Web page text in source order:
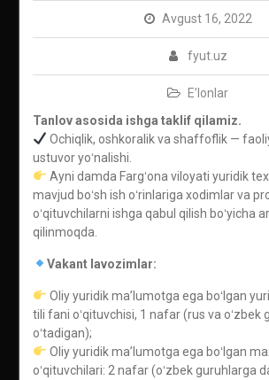
Avgust 16, 2022
fyut.uz
E’lonlar
Tanlov asosida ishga taklif qilamiz.
Ochiqlik, oshkoralik va shaffoflik —
ustuvor yoʻnalishi.
Ayni damda Fargʻona viloyati yuridik
mavjud boʻsh ish oʻrinlariga xodimlar va
oʻqituvchilarni ishga qabul qilish boʻyicha
qilinmoqda.
Vakant lavozimlar:
Oliy yuridik maʼlumotga ega boʻlgan
tili fani oʻqituvchisi, 1 nafar (rus va oʻzbek
oʻtadigan);
Oliy yuridik maʼlumotga ega boʻlgan
oʻqituvchilari: 2 nafar (oʻzbek guruhlarga